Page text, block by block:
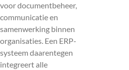
voor documentbeheer,
communicatie en
samenwerking binnen
organisaties. Een ERP-
systeem daarentegen
integreert alle